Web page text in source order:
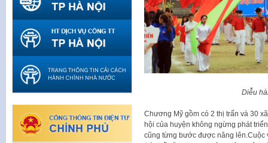
Diễu
Chương Mỹ gồm có 2 thị trấn và 30
hội của huyện không ngừng phát
cũng từng bước được nâng lên.Cuộc